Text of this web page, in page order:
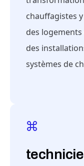
chauffagistes
des
des
systèmes de